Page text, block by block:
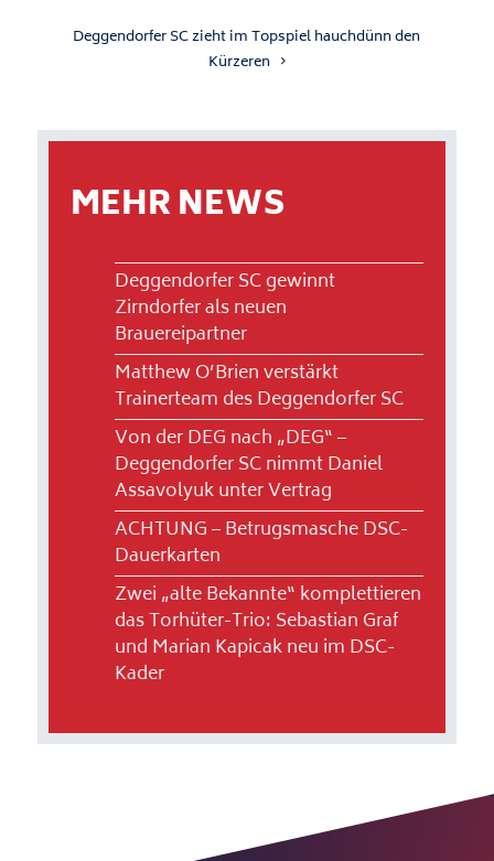
Deggendorfer SC zieht im Topspiel hauchdünn den
Kürzeren
MEHR NEWS
Deggendorfer SC gewinnt
Zirndorfer als neuen
Brauereipartner
Matthew O’Brien verstärkt
Trainerteam des Deggendorfer SC
Von der DEG nach „DEG“ –
Deggendorfer SC nimmt Daniel
Assavolyuk unter Vertrag
ACHTUNG – Betrugsmasche DSC-
Dauerkarten
Zwei „alte Bekannte“ komplettieren
das Torhüter-Trio: Sebastian Graf
und Marian Kapicak neu im DSC-
Kader